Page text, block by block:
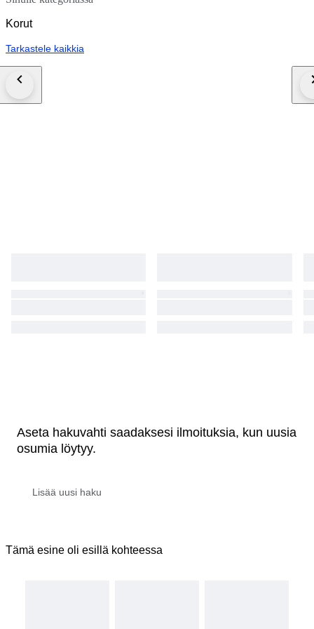
Korut
Tarkastele kaikkia
Aseta hakuvahti saadaksesi ilmoituksia, kun uusia
osumia löytyy.
Tämä esine oli esillä kohteessa